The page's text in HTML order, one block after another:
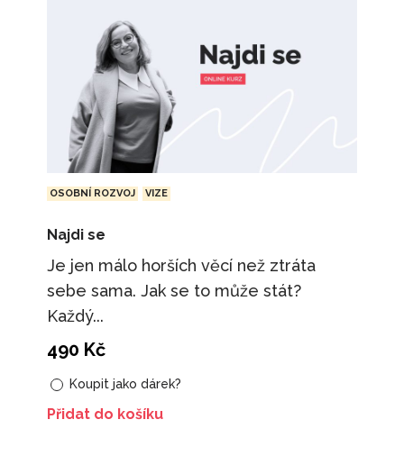
OSOBNÍ ROZVOJ VIZE
Najdi se
Je jen málo horších věcí než ztráta
sebe sama. Jak se to může stát?
Každý...
490 Kč
Koupit jako dárek?
Přidat do košíku